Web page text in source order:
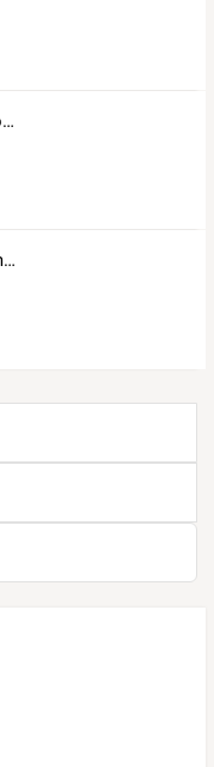
clpwindows8.overblog.com
Nao Ire, c'est ici et maintenant !